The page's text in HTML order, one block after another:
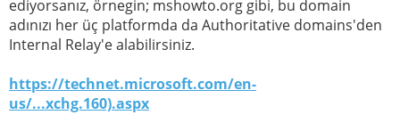
ediyorsanız, örnegin; mshowto.org gibi, bu domain
adınızı her üç platformda da Authoritative domains'den
Internal Relay'e alabilirsiniz.
https://technet.microsoft.com/en-
us/...xchg.160).aspx